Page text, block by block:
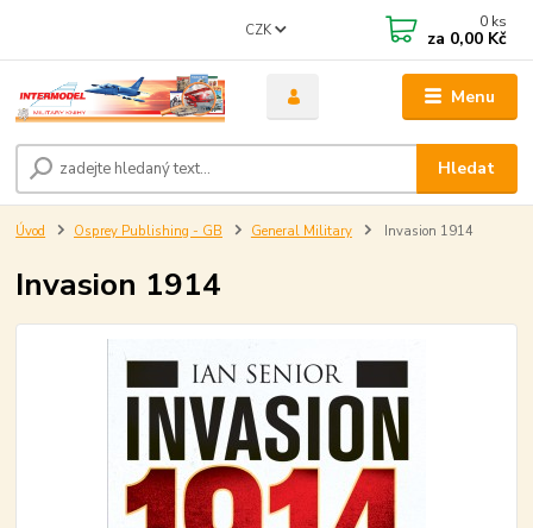
Menu
CZK
Hledat
0 ks
za 0,00 Kč
Úvod Osprey Publishing - GB General Military Invasion 1914
Invasion 1914